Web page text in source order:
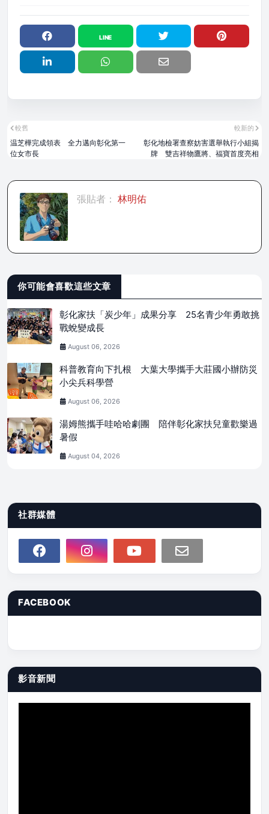
較新的
彰化地檢署查察妨害選舉執行小組揭
牌 雙吉祥物鷹將、福寶首度亮相
較舊
温芝樺完成領表 全力邁向彰化第一
位女市長
張貼者： 林明佑
你可能會喜歡這些文章
彰化家扶「炭少年」成果分享 25名青少年勇敢挑
戰蛻變成長
August 06, 2026
科普教育向下扎根 大葉大學攜手大莊國小辦防災
小尖兵科學營
August 06, 2026
湯姆熊攜手哇哈哈劇團 陪伴彰化家扶兒童歡樂過
暑假
August 04, 2026
社群媒體
FACEBOOK
影音新聞